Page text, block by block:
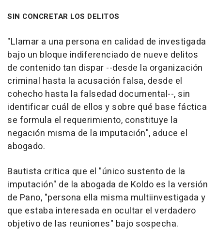
SIN CONCRETAR LOS DELITOS
"Llamar a una persona en calidad de investigada
bajo un bloque indiferenciado de nueve delitos
de contenido tan dispar --desde la organización
criminal hasta la acusación falsa, desde el
cohecho hasta la falsedad documental--, sin
identificar cuál de ellos y sobre qué base fáctica
se formula el requerimiento, constituye la
negación misma de la imputación", aduce el
abogado.
Bautista critica que el "único sustento de la
imputación" de la abogada de Koldo es la versión
de Pano, "persona ella misma multiinvestigada y
que estaba interesada en ocultar el verdadero
objetivo de las reuniones" bajo sospecha.